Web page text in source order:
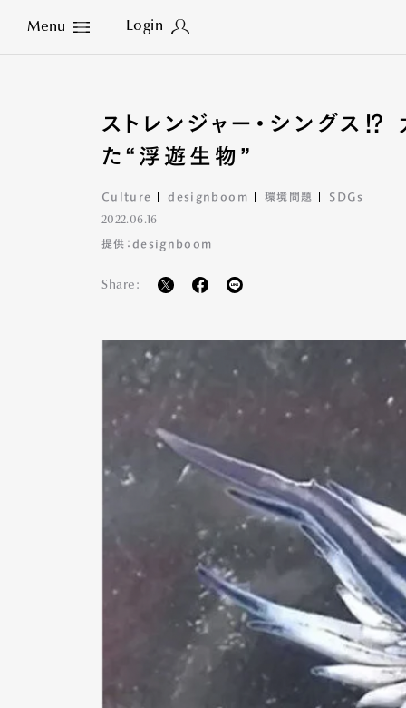
Menu Login
Close
ストレンジャー・シングス
た“浮遊生物”
Culture designboom 環境問題 SDGs
2022.06.16
提供：designboom
Share: